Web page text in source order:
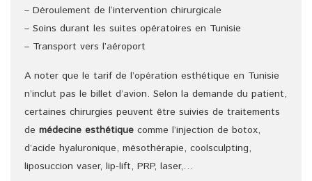
– Déroulement de l‘intervention chirurgicale
– Soins durant les suites opératoires en Tunisie
– Transport vers l’aéroport
A noter que le tarif de l’opération esthétique en Tunisie
n’inclut pas le billet d’avion. Selon la demande du patient,
certaines chirurgies peuvent être suivies de traitements
de médecine esthétique comme l’injection de botox,
d’acide hyaluronique, mésothérapie, coolsculpting,
liposuccion vaser, lip-lift, PRP, laser,…